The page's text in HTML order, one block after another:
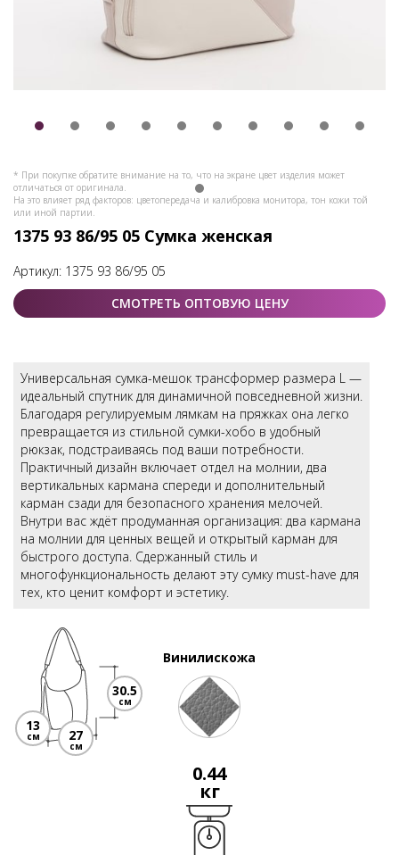
* При покупке обратите внимание на то, что на экране цвет изделия может
отличаться от оригинала.
На это влияет ряд факторов: цветопередача и калибровка монитора, тон кожи той
или иной партии.
1375 93 86/95 05 Сумка женская
Артикул: 1375 93 86/95 05
СМОТРЕТЬ ОПТОВУЮ ЦЕНУ
Универсальная сумка-мешок трансформер размера L —
идеальный спутник для динамичной повседневной жизни.
Благодаря регулируемым лямкам на пряжках она легко
превращается из стильной сумки-хобо в удобный
рюкзак, подстраиваясь под ваши потребности.
Практичный дизайн включает отдел на молнии, два
вертикальных кармана спереди и дополнительный
карман сзади для безопасного хранения мелочей.
Внутри вас ждёт продуманная организация: два кармана
на молнии для ценных вещей и открытый карман для
быстрого доступа. Сдержанный стиль и
многофункциональность делают эту сумку must-have для
тех, кто ценит комфорт и эстетику.
13
см
30.5
см
27
см
Винилискожа
0.44
кг